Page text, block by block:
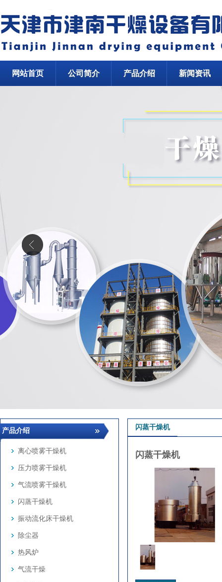
网站首页 公司简介 产品介绍 新闻资讯
产品介绍
离心喷雾干燥机
压力喷雾干燥机
气流喷雾干燥机
闪蒸干燥机
振动流化床干燥机
除尘器
热风炉
气流干燥
闪蒸干燥机
闪蒸干燥机